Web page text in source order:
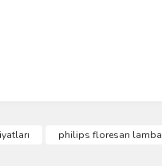
philips floresan lamba